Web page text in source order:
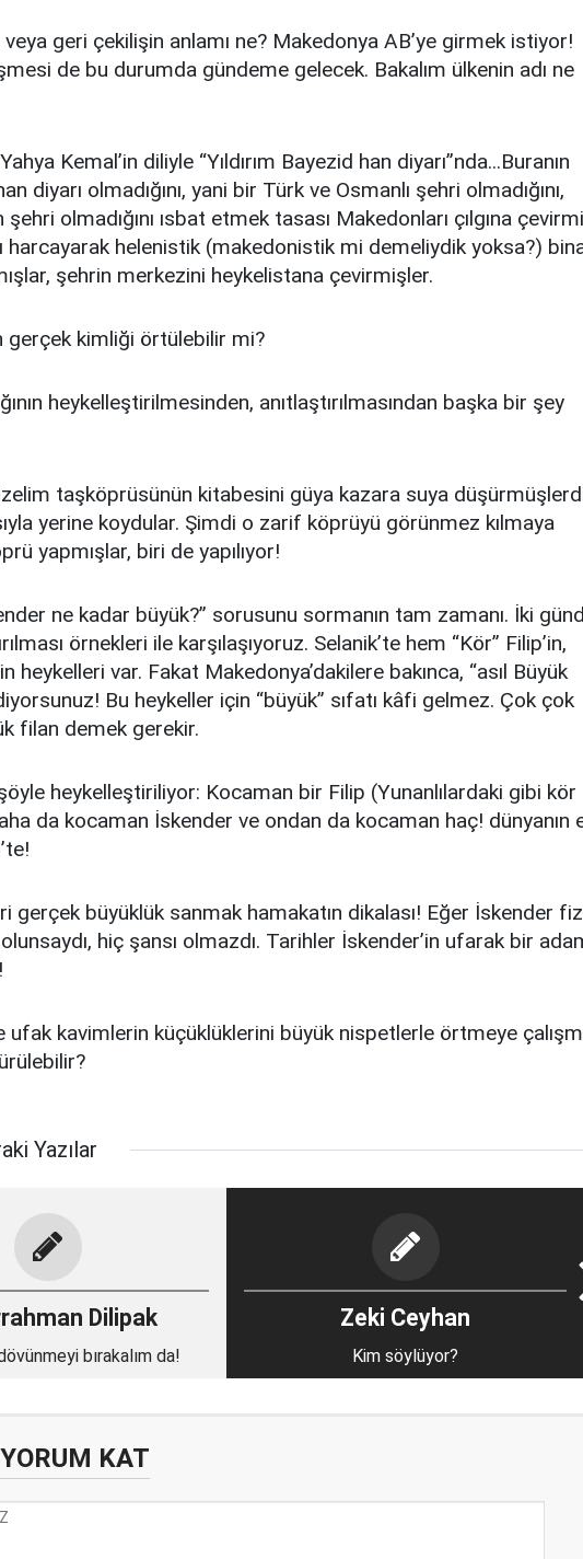
veya geri çekilişin anlamı ne? Makedonya AB’ye girmek istiyor!
de bu durumda gündeme gelecek. Bakalım ülkenin adı ne
Kemal’in diliyle “Yıldırım Bayezid han diyarı”nda...Buranın
diyarı olmadığını, yani bir Türk ve Osmanlı şehri olmadığını,
olmadığını ısbat etmek tasası Makedonları çılgına
harcayarak helenistik (makedonistik mi demeliydik yoksa?)
şehrin merkezini heykelistana çevirmişler.
gerçek kimliği örtülebilir mi?
heykelleştirilmesinden, anıtlaştırılmasından başka bir şey
taşköprüsünün kitabesini güya kazara suya
yerine koydular. Şimdi o zarif köprüyü görünmez kılmaya
yapmışlar, biri de yapılıyor!
ne kadar büyük?” sorusunu sormanın tam zamanı. İki
örnekleri ile karşılaşıyoruz. Selanik’te hem “Kör” Filip’in,
heykelleri var. Fakat Makedonya’dakilere bakınca, “asıl Büyük
Bu heykeller için “büyük” sıfatı kâfi gelmez. Çok çok
filan demek gerekir.
heykelleştiriliyor: Kocaman bir Filip (Yunanlılardaki gibi kör
da kocaman İskender ve ondan da kocaman haç! dünyanın
gerçek büyüklük sanmak hamakatın dikalası! Eğer İskender
hiç şansı olmazdı. Tarihler İskender’in ufarak bir
ufak kavimlerin küçüklüklerini büyük nispetlerle örtmeye
Yazılar
Dilipak
bırakalım da!
Zeki Ceyhan
Kim söylüyor?
YORUM KAT